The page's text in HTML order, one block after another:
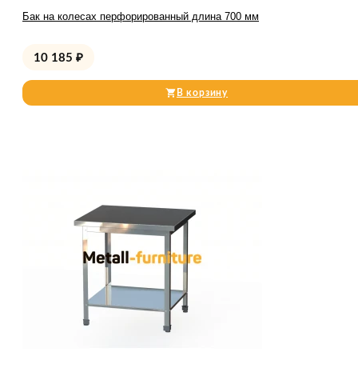
Бак на колесах перфорированный длина 700 мм
10 185 ₽
В корзину